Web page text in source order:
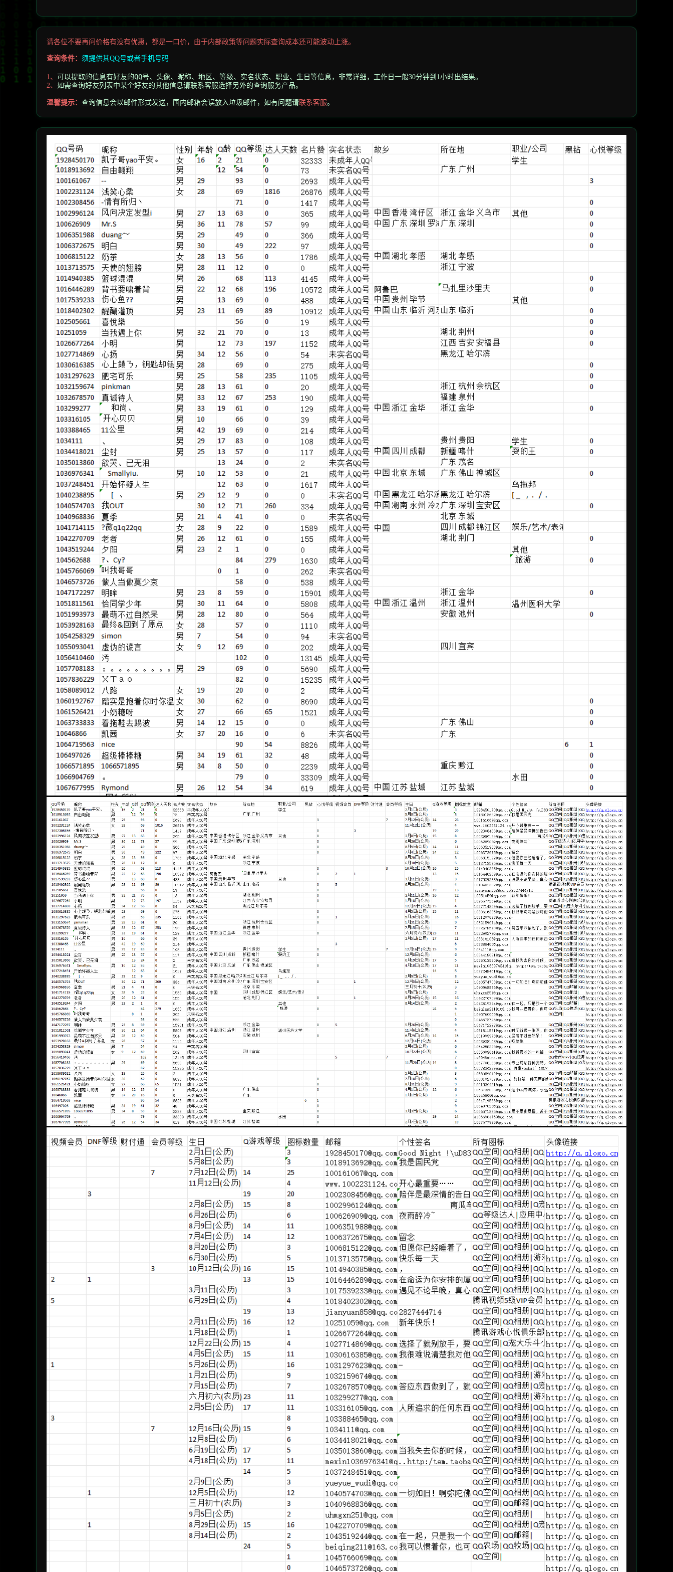
请各位不要再问价格有没有优惠，都是一口价，由于内部政策等问题实际查询成本还可能波动上涨。
查询条件： 须提供其QQ号或者手机号码
1、 可以提取的信息有好友的QQ号、头像、昵称、地区、等级、实名状态、职业、生日等信息，非常详细 ，工作日一般30分钟到1小时出结果。
2、 如需查询好友列表中某个好友的其他信息请联系客服选择另外的查询服务产品。
温馨提示： 查询信息会以邮件形式发送， 国内邮箱会误放入垃圾邮件， 如有问题请联系客服。